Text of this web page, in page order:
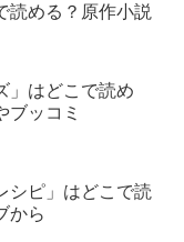
読める？原作小説
」はどこで読め
ブッコミ
シピ」はどこで読
から